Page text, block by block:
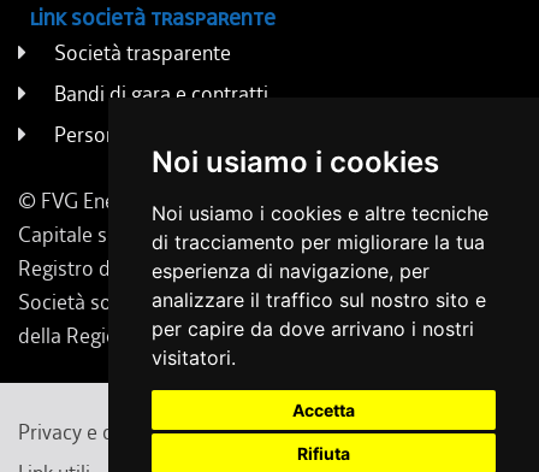
Noi usiamo i cookies
Noi usiamo i cookies e altre tecniche
di tracciamento per migliorare la tua
esperienza di navigazione, per
analizzare il traffico sul nostro sito e
per capire da dove arrivano i nostri
visitatori.
Accetta
Rifiuta
Link società trasparente
Società trasparente
Bandi di gara e contratti
Persone e uffici
© FVG Energia S.p.A. - Tutti i diritti riservati
Capitale sociale 130.000 € i.v. | Codice Fiscale, Iscrizione
Registro delle Imprese di Udine 02431160304
Società soggetta a direzione e coordinamento da parte
della Regione Friuli Venezia Giulia.
Privacy e cambio preferenze cookie
Note legali